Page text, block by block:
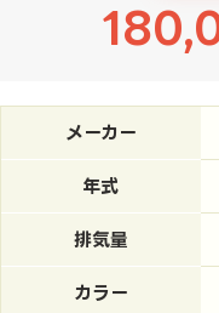
メーカー
年式
排気量
カラー